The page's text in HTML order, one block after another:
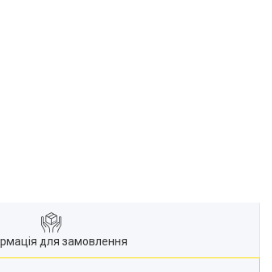
для замовлення